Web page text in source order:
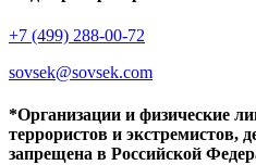
+7 (499) 288-00-72
sovsek@sovsek.com
*Организации и физические
террористов и экстремистов,
запрещена в Российской